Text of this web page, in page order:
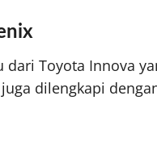
dari Toyota Innova
dilengkapi